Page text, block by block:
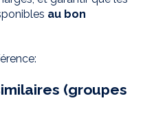
au bon
(groupes